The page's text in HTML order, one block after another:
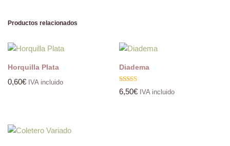
Productos relacionados
Horquilla Plata
0,60€ IVA incluido
Diadema
Valorado
con
6,50€ IVA incluido